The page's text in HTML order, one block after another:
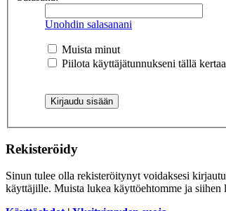
Unohdin salasanani
Muista minut
Piilota käyttäjätunnukseni tällä kertaa
Rekisteröidy
Sinun tulee olla rekisteröitynyt voidaksesi
käyttäjille. Muista lukea käyttöehtomme ja